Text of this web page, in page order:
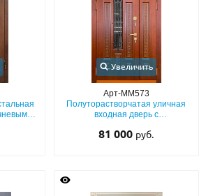
Увеличить
Арт-ММ573
Полуторастворчатая уличная
входная дверь с
со стеклом и ковкой
81 000 руб.